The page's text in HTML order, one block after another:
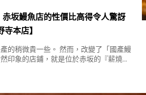
赤坂鰻魚店的性價比高得令人驚訝
寺本店】
的稍微貴一些。 然而，改變了「國產鰻
印象的店鋪，就是位於赤坂的『薪燒鰻
的僅是國產鰻魚。即便...